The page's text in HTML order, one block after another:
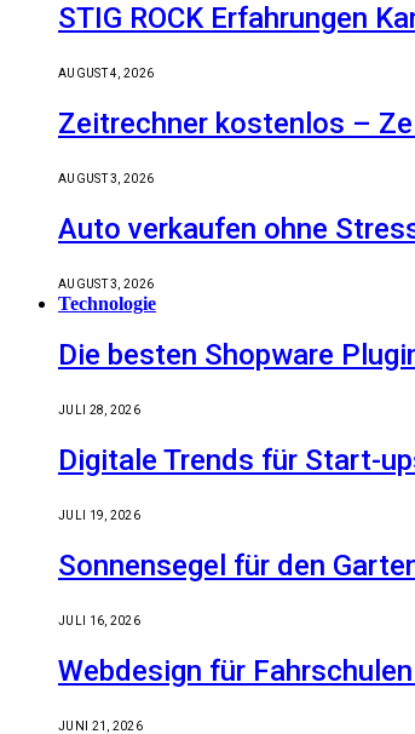
STIG ROCK Erfahrungen
AUGUST 4, 2026
Zeitrechner kostenlos –
AUGUST 3, 2026
Auto verkaufen ohne
AUGUST 3, 2026
Technologie
Die besten Shopware
JULI 28, 2026
Digitale Trends für Start-
JULI 19, 2026
Sonnensegel für den
JULI 16, 2026
Webdesign für
JUNI 21, 2026